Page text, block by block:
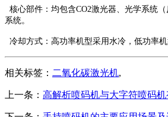
核心部件‌：均包含CO2激光器、光学系统
系统。
冷却方式‌：高功率机型采用水冷，低功率机
相关标签： 二氧化碳激光机,
上一条： 高解析喷码机与大字符喷码机